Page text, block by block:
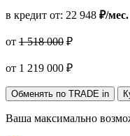
в кредит от: 22 948 ₽/мес.
от 1 518 000 ₽
от 1 219 000 ₽
Обменять по TRADE in
Ваша максимально